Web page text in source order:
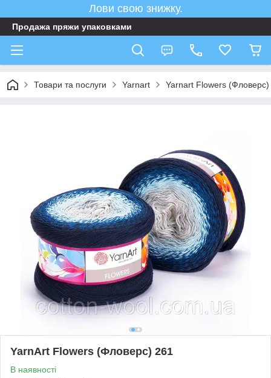
Лови свою знижку.
Продажа пряжи упаковками
Товари та послуги Yarnart Yarnart Flowers (Фловерс)
YarnArt Flowers (Фловерс) 261
В наявності